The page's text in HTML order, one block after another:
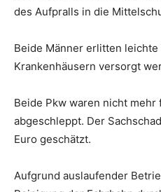
des Aufpralls in die
Beide Männer erlitten
Krankenhäusern versorgt
Beide Pkw waren nicht
abgeschleppt. Der
Euro geschätzt.
Aufgrund auslaufender